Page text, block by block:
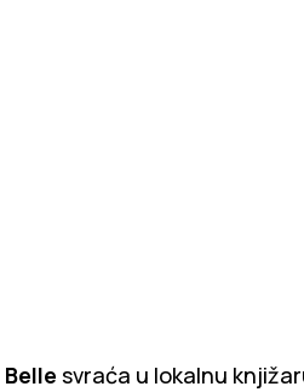
Belle svraća u lokalnu